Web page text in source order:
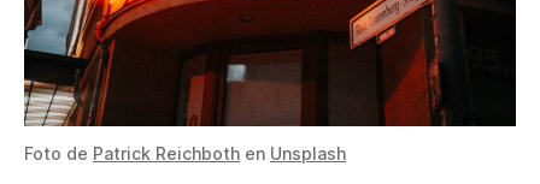
Foto de Patrick Reichboth en Unsplash